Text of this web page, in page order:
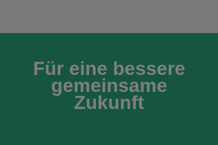
Für eine bessere
gemeinsame
Zukunft